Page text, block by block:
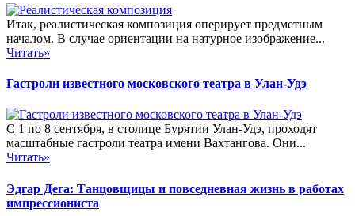
Итак, реалистическая композиция оперирует предметным
началом. В случае ориентации на натурное изображение...
Читать»
Гастроли известного московского театра в Улан-Удэ
С 1 по 8 сентября, в столице Бурятии Улан-Удэ, проходят
масштабные гастроли театра имени Вахтангова. Они...
Читать»
Эдгар Дега: Танцовщицы и повседневная жизнь в работах
импрессиониста